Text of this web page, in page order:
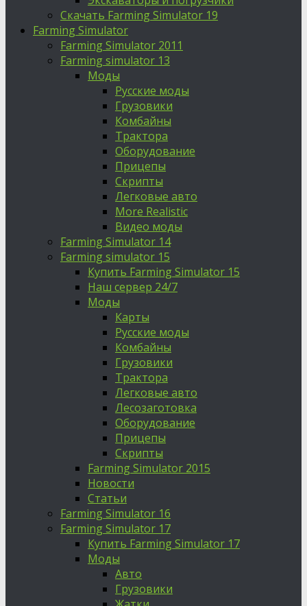
Скачать Farming Simulator 19
Farming Simulator
Farming Simulator 2011
Farming simulator 13
Моды
Русские моды
Грузовики
Комбайны
Трактора
Оборудование
Прицепы
Скрипты
Легковые авто
More Realistic
Видео моды
Farming Simulator 14
Farming simulator 15
Купить Farming Simulator 15
Наш сервер 24/7
Моды
Карты
Русские моды
Комбайны
Грузовики
Трактора
Легковые авто
Лесозаготовка
Оборудование
Прицепы
Скрипты
Farming Simulator 2015
Новости
Статьи
Farming Simulator 16
Farming Simulator 17
Купить Farming Simulator 17
Моды
Авто
Грузовики